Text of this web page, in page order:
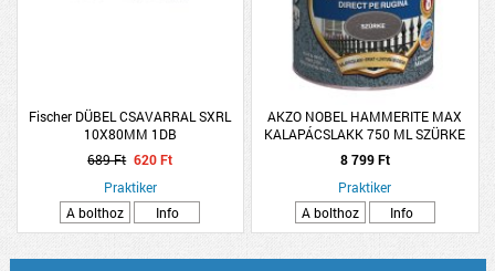
Fischer DÜBEL CSAVARRAL SXRL
10X80MM 1DB
689 Ft 620 Ft
Praktiker
A bolthoz
Info
AKZO NOBEL HAMMERITE MAX
KALAPÁCSLAKK 750 ML SZÜRKE
HHAMAX075GR
8 799 Ft
Praktiker
A bolthoz
Info